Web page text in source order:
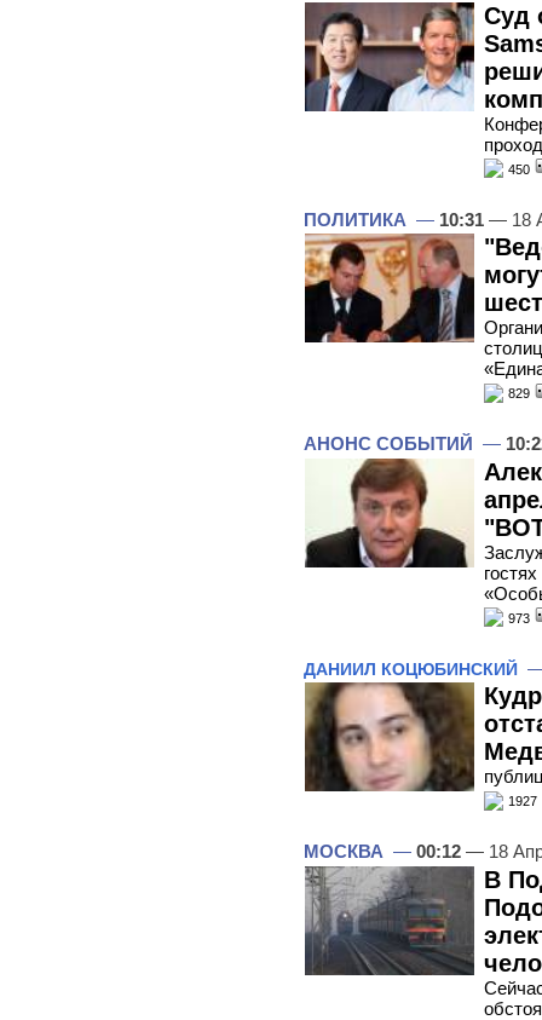
Суд
450
ПОЛИТИКА — 10:31 — 18
829
АНОНС СОБЫТИЙ —
973
ДАНИИЛ КОЦЮБИНСКИЙ
1927
МОСКВА — 00:12 — 18
В